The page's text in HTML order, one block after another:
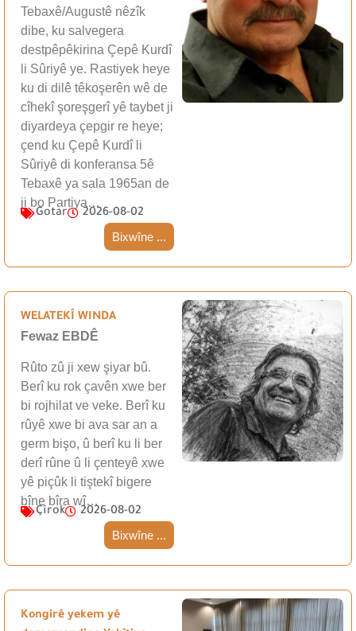
Tebaxê/Augustê nêzîk
dibe, ku salvegera
destpêpêkirina Çepê Kurdî
li Sûriyê ye. Rastiyek heye
ku di dilê têkoşerên wê de
cîhekî şoreşgerî yê taybet ji
diyardeya çepgir re heye;
çend ku Çepê Kurdî li
Sûriyê di konferansa 5ê
Tebaxê ya sala 1965an de
ji bo Partiya…
Gotar 2026-08-02
Bixwîne ...
WELATEKÎ WINDA
Fewaz EBDÊ
Rûto zû ji xew şiyar bû.
Berî ku rok çavên xwe ber
bi rojhilat ve veke. Berî ku
rûyê xwe bi ava sar an a
germ bişo, û berî ku li ber
derî rûne û li çenteyê xwe
yê piçûk li tiştekî bigere
bîne bîra wî…
Çîrok 2026-08-02
Bixwîne ...
Kongirê yekem yê